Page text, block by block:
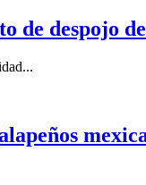
de despojo